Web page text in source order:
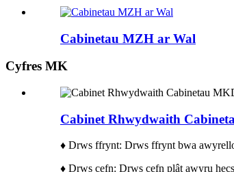
Cabinetau MZH ar Wal
Cyfres MK
Cabinet Rhwydwaith
♦ Drws ffrynt: Drws ffrynt bwa
♦ Drws cefn: Drws cefn plât awyru